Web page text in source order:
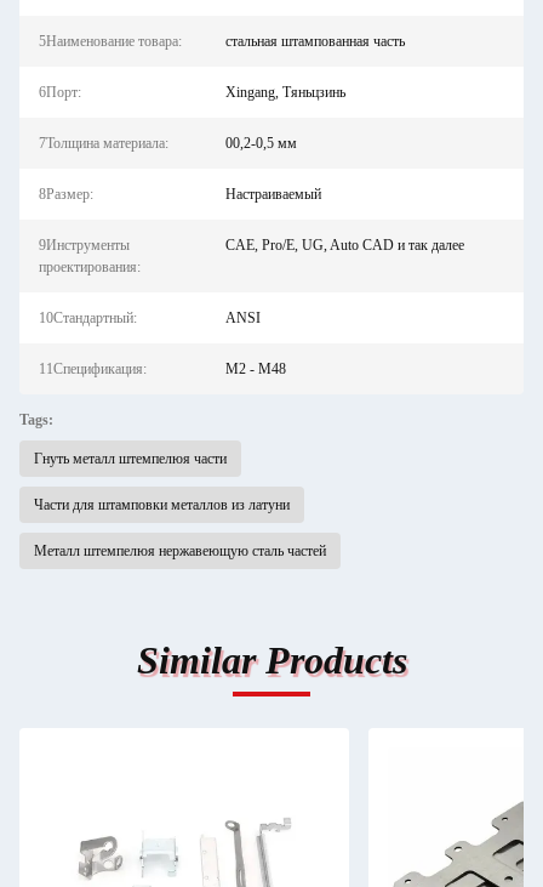
5Наименование товара: стальная штампованная часть
6Порт: Xingang, Тяньцзинь
7Толщина материала: 00,2-0,5 мм
8Размер: Настраиваемый
9Инструменты
проектирования:
CAE, Pro/E, UG, Auto CAD и так далее
10Стандартный: ANSI
11Спецификация: M2 - M48
Tags:
Гнуть металл штемпелюя части
Части для штамповки металлов из латуни
Металл штемпелюя нержавеющую сталь частей
Similar Products